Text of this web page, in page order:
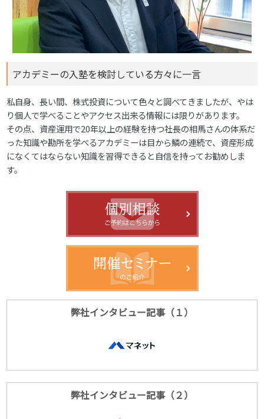
アカデミーの入塾を検討している方々に一言
私自身、長い間、株式投資について色々と調べてきましたが、やは
り個人で学べることやアクセス出来る情報には限りがあります。
その点、資産運用で20年以上の経験を持つ社長の相馬さんの体系だ
った知識や勘所を学べるアカデミーは目から鱗の連続で、資産形成
になくてはならない知識を習得できると自信を持ってお勧めしま
す。
弊社インタビュー記事（１）
弊社インタビュー記事（２）